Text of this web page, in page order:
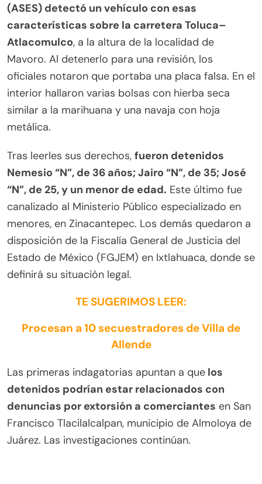
(ASES) detectó un vehículo con esas
características sobre la carretera Toluca–
Atlacomulco, a la altura de la localidad de
Mavoro. Al detenerlo para una revisión, los
oficiales notaron que portaba una placa falsa. En el
interior hallaron varias bolsas con hierba seca
similar a la marihuana y una navaja con hoja
metálica.
Tras leerles sus derechos, fueron detenidos
Nemesio “N”, de 36 años; Jairo “N”, de 35; José
“N”, de 25, y un menor de edad. Este último fue
canalizado al Ministerio Público especializado en
menores, en Zinacantepec. Los demás quedaron a
disposición de la Fiscalía General de Justicia del
Estado de México (FGJEM) en Ixtlahuaca, donde se
definirá su situación legal.
TE SUGERIMOS LEER:
Procesan a 10 secuestradores de Villa de
Allende
Las primeras indagatorias apuntan a que los
detenidos podrían estar relacionados con
denuncias por extorsión a comerciantes en San
Francisco Tlacilalcalpan, municipio de Almoloya de
Juárez. Las investigaciones continúan.